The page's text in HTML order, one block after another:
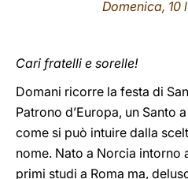
Domenica, 10
Cari fratelli e sorelle!
Domani ricorre la festa di
Patrono d’Europa, un Santo
come si può intuire dalla
nome. Nato a Norcia intorno
primi studi a Roma ma,